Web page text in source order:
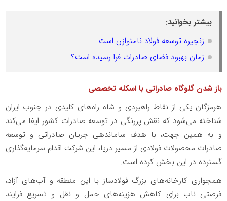
بیشتر بخوانید:
زنجیره توسعه فولاد نامتوازن است
زمان بهبود فضای صادرات فرا رسیده است؟
باز شدن گلوگاه صادراتی با اسکله تخصصی
هرمزگان یکی از نقاط راهبردی و شاه‌ راه‌های کلیدی در جنوب ایران
شناخته می‌شود که نقش پررنگی در توسعه صادرات کشور ایفا می‌کند
و به همین جهت، با هدف ساماندهی جریان صادراتی و توسعه
صادرات محصولات فولادی از مسیر دریا، این شرکت اقدام سرمایه‌گذاری
گسترده در این بخش کرده است.
همجواری کارخانه‌های بزرگ فولادساز با این منطقه و آب‌های آزاد،
فرصتی ناب برای کاهش هزینه‌های حمل ‌و نقل و تسریع فرایند